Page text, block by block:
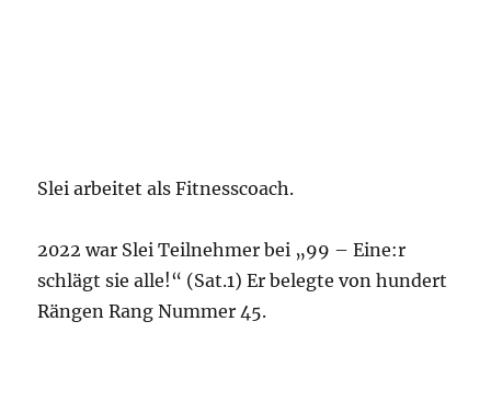
Slei arbeitet als Fitnesscoach.
2022 war Slei Teilnehmer bei „99 – Eine:r
schlägt sie alle!“ (Sat.1) Er belegte von hundert
Rängen Rang Nummer 45.